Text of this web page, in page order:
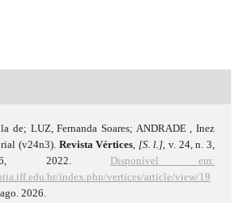
de; LUZ, Fernanda Soares; ANDRADE , Inez
(v24n3). Revista Vértices [S. l.] , v. 24, n. 3,
2022. Disponível em:
index.php/vertices/article/view/19
2026.